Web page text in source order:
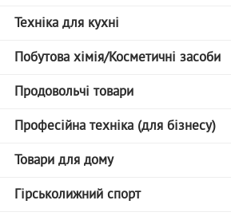
Техніка для кухні
Побутова хімія/Косметичні засоби
Продовольчі товари
Професійна техніка (для бізнесу)
Товари для дому
Гірськолижний спорт